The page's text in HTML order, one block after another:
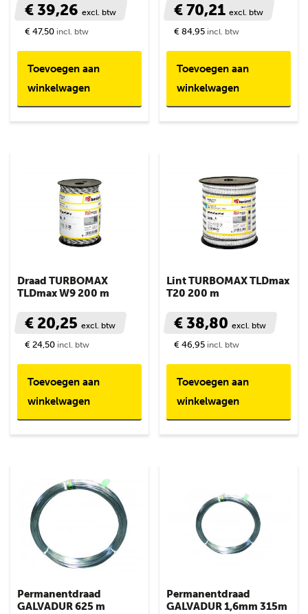
€ 39,26 excl. btw
€ 47,50 incl. btw
Toevoegen aan
winkelwagen
€ 70,21excl. btw
€ 84,95 incl. btw
Toevoegen aan
winkelwagen
Draad TURBOMAX
TLDmax W9 200 m
€ 20,25 excl. btw
€ 24,50 incl. btw
Toevoegen aan
winkelwagen
Lint TURBOMAX TLDmax
T20 200 m
€ 38,80excl. btw
€ 46,95 incl. btw
Toevoegen aan
winkelwagen
Permanentdraad
GALVADUR 625 m
Permanentdraad
GALVADUR 1,6mm 315m